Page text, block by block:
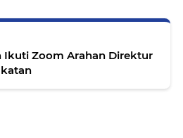
Ikuti Zoom Arahan Direktur